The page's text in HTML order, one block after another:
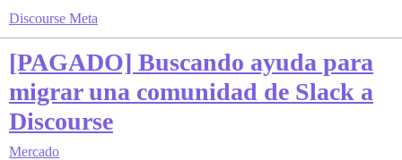
Discourse Meta
[PAGADO] Buscando ayuda para
migrar una comunidad de Slack a
Discourse
Mercado